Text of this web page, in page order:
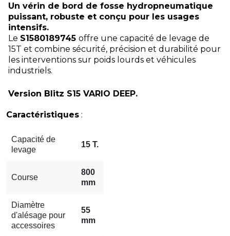
Un vérin de bord de fosse hydropneumatique
puissant, robuste et conçu pour les usages
intensifs.
Le S1580189745 offre une capacité de levage de
15T et combine sécurité, précision et durabilité pour
les interventions sur poids lourds et véhicules
industriels.
Version Blitz S15 VARIO DEEP.
Caractéristiques :
Capacité de
levage
15 T.
Course
800
mm
Diamètre
d'alésage pour
accessoires
55
mm